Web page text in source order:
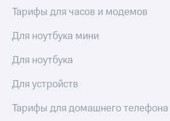
Приложения
КИОН
Музыка
КИОН
Строки
Live
полисов
онлайн
Скидка 30%
на связь
С картой
Деньги
Накопления
Тарифы для часов и модемов
Для ноутбука мини
Для ноутбука
Для устройств
Тарифы для домашнего телефона